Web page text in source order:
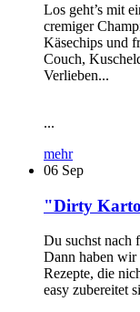
Los geht’s mit
cremiger
Käsechips und
Couch,
Verlieben...
...
mehr
06 Sep
"Dirty
Du suchst nach
Dann haben wir
Rezepte, die
easy zubereitet